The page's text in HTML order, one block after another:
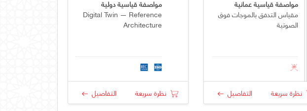
مواصفة قياسية عمانية
مقياس التدفق بالموجات فوق
الصوتية
نظرة سريعة التفاصيل
مواصفة قياسية دولية
Digital Twin — Reference
Architecture
نظرة سريعة التفاصيل